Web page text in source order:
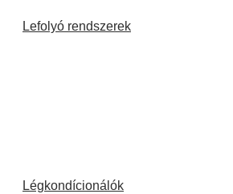
Lefolyó rendszerek
Légkondícionálók